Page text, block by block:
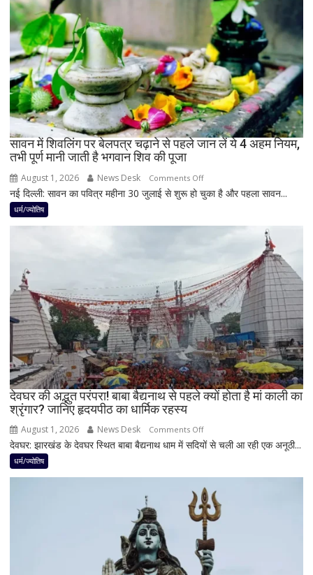
नवपंचम
योग,
इन
3
राशियों
पर
रह
सकती
है
शुभ
करियर
और
योग
सावन में शिवलिंग पर बेलपत्र चढ़ाने से पहले जान लें ये 4 अहम नियम,
तभी पूर्ण मानी जाती है भगवान शिव की पूजा
August 1, 2026 News Desk Comments Offon
सावन
से
पहले
जान
लें
ये
4
अहम
नियम,
मानी
शिव
की
पूजा
नई दिल्ली: सावन का पवित्र महीना 30 जुलाई से शुरू हो चुका है और पहला सावन...
धर्म/ज्योतिष
देवघर की अद्भुत परंपरा! बाबा बैद्यनाथ से पहले क्यों होता है मां काली का
श्रृंगार? जानिए हृदयपीठ का धार्मिक रहस्य
August 1, 2026 News Desk Comments Offon
देवघर
अद्भुत
परंपरा!
बाबा
बैद्यनाथ
से
पहले
क्यों
देवघर: झारखंड के देवघर स्थित बाबा बैद्यनाथ धाम में सदियों से चली आ रही एक अनूठी...
धर्म/ज्योतिष